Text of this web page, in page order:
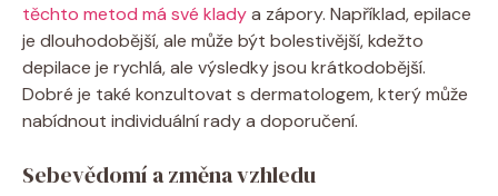
těchto metod má své kladya zápory. Například, epilace
je dlouhodobější, ale může být bolestivější, kdežto
depilace je rychlá, ale výsledky jsou krátkodobější.
Dobré je také konzultovat s dermatologem, který může
nabídnout individuální rady a doporučení.
Sebevědomí a změna vzhledu